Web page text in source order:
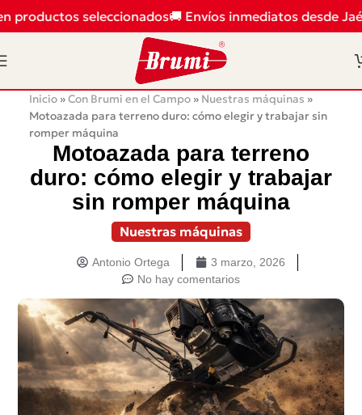
seleccionados🚚 Envíos inmediatos desde Jaén
Inicio»Con Brumi en el Campo» Nuestras máquinas »
Motoazada para terreno duro: cómo elegir y trabajar sin
romper máquina
Motoazada para terreno
duro: cómo elegir y trabajar
sin romper máquina
Nuestras máquinas
Antonio Ortega
3 marzo, 2026
No hay comentarios